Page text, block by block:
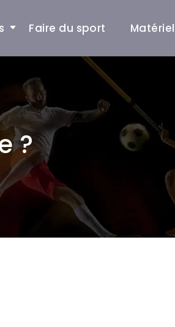
Faire du sport
?